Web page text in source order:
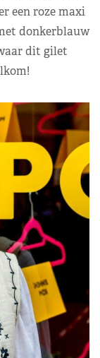
een roze maxi
donkerblauw
dit gilet